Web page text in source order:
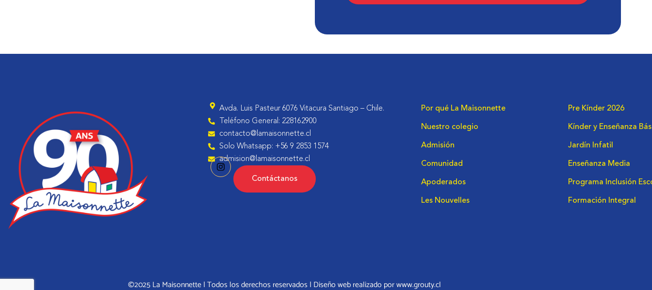
Avda. Luis Pasteur 6076 Vitacura Santiago – Chile.
Teléfono General: 228162900
contacto@lamaisonnette.cl
Solo Whatsapp: +56 9 2853 1574
admision@lamaisonnette.cl
Contáctanos
Por qué La Maisonnette
Nuestro colegio
Admisión
Comunidad
Apoderados
Les Nouvelles
Pre Kínder 2026
Kínder y Enseñanza
Jardín Infatil
Enseñanza Media
Programa Inclusión
Formación Integral
©2025 La Maisonnette | Todos los derechos reservados | Diseño web realizado por www.grouty.cl